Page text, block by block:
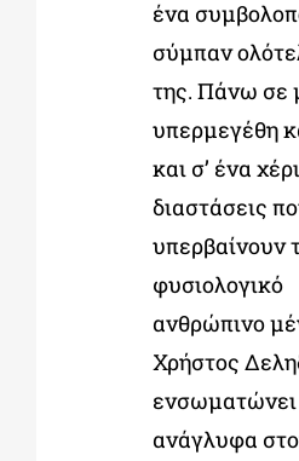
ένα
σύμπαν
της. Πάνω σε
υπερμεγέθη
και σ’ ένα
διαστάσεις
υπερβαίνουν
φυσιολογικό
ανθρώπινο
Χρήστος
ενσωματώνει
ανάγλυφα